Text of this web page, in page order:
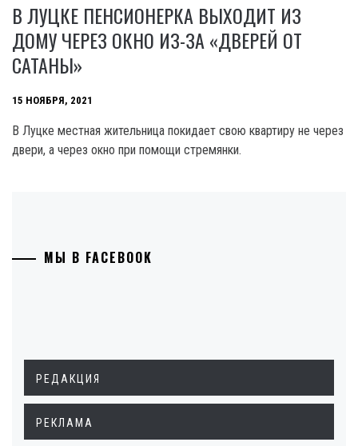
В ЛУЦКЕ ПЕНСИОНЕРКА ВЫХОДИТ ИЗ
ДОМУ ЧЕРЕЗ ОКНО ИЗ-ЗА «ДВЕРЕЙ ОТ
САТАНЫ»
15 НОЯБРЯ, 2021
В Луцке местная жительница покидает свою квартиру не через
двери, а через окно при помощи стремянки.
МЫ В FACEBOOK
РЕДАКЦИЯ
РЕКЛАМА